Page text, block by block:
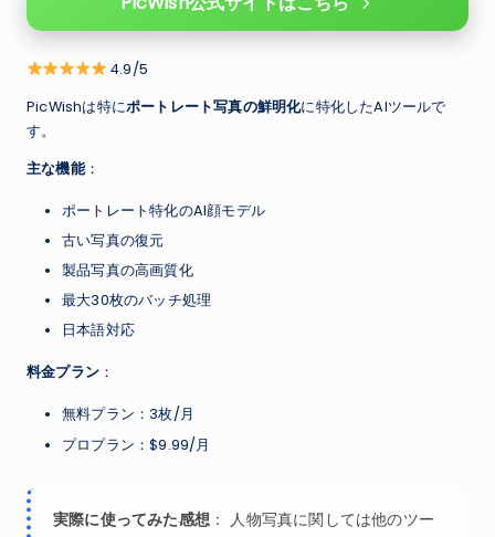
4.9/5
PicWishは特にポートレート写真の鮮明化に特化したAIツールで
す。
主な機能：
ポートレート特化のAI顔モデル
古い写真の復元
製品写真の高画質化
最大30枚のバッチ処理
日本語対応
料金プラン ：
無料プラン：3枚/月
プロプラン：$9.99/月
実際に使ってみた感想 ： 人物写真に関しては他のツー